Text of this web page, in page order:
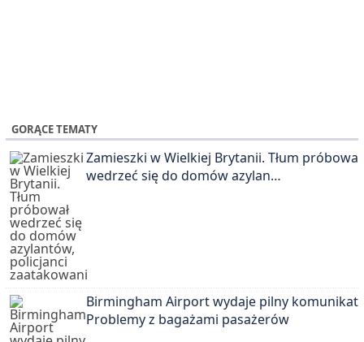
GORĄCE TEMATY
Zamieszki w Wielkiej Brytanii. Tłum próbował
wedrzeć się do domów azylan…
Birmingham Airport wydaje pilny komunikat.
Problemy z bagażami pasażerów